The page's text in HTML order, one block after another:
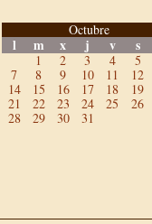
Octubre
l m x j v s
1 2 3 4
5
7
8 9 10 11
12
14
15 16 17 18
19
21
22 23 24 25
26
28
29 30 31